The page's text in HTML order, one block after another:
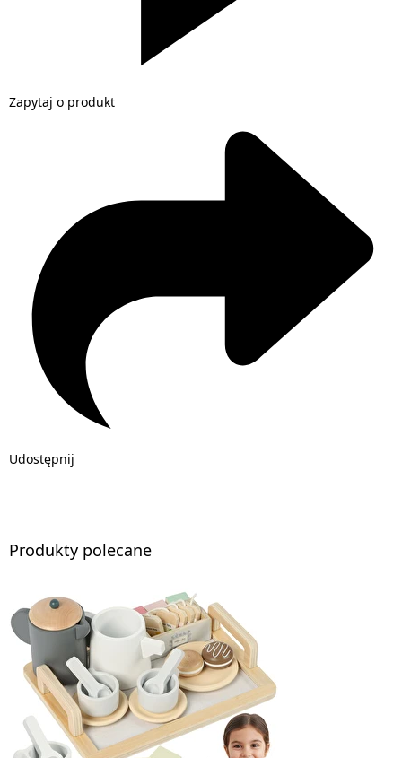
Zapytaj o produkt
Udostępnij
Produkty polecane